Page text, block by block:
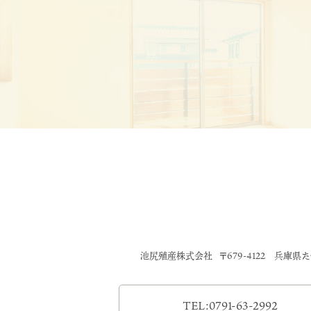
池尻殖産株式会社 〒679-4122 兵庫県
TEL:0791-63-2992